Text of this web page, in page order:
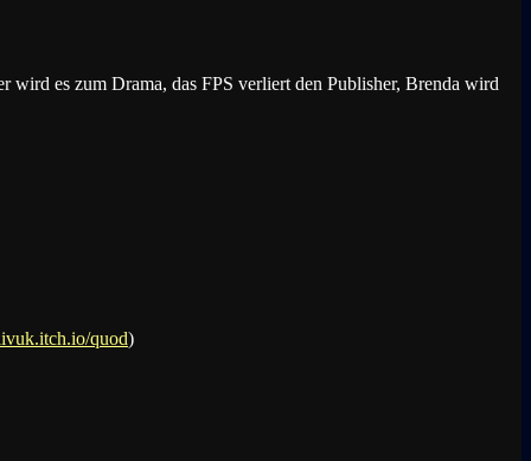
es zum Drama, das FPS verliert den Publisher, Brenda wird
quod)